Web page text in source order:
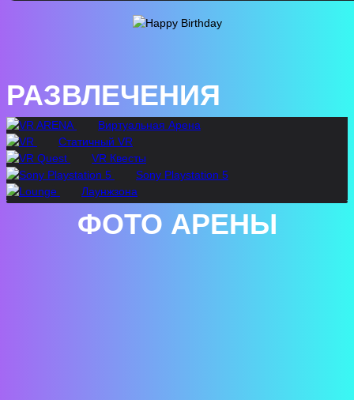
РАЗВЛЕЧЕНИЯ
Виртуальная Арена
Статичный VR
VR Квесты
Sony Playstation 5
Лаунжзона
ФОТО АРЕНЫ